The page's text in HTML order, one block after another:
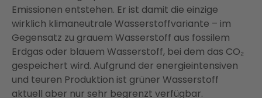
Emissionen entstehen. Er ist damit die einzige
wirklich klimaneutrale Wasserstoffvariante – im
Gegensatz zu grauem Wasserstoff aus fossilem
Erdgas oder blauem Wasserstoff, bei dem das CO₂
gespeichert wird. Aufgrund der energieintensiven
und teuren Produktion ist grüner Wasserstoff
aktuell aber nur sehr begrenzt verfügbar.